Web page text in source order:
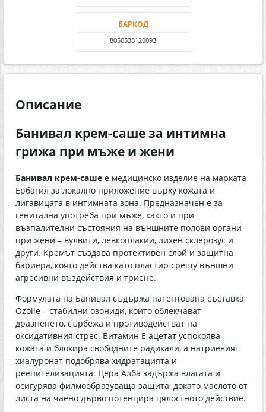
БАРКОД
8050538120093
Описание
Банивал крем-саше за интимна
грижа при мъже и жени
Банивал крем-саше е медицинско изделие на марката
Ербагил за локално приложение върху кожата и
лигавицата в интимната зона. Предназначен е за
генитална употреба при мъже, както и при
възпалителни състояния на външните полови органи
при жени – вулвити, левкоплакии, лихен склерозус и
други. Кремът създава протективен слой и защитна
бариера, която действа като пластир срещу външни
агресивни въздействия и триене.
Формулата на Банивал съдържа патентована съставка
Ozoile – стабилни озониди, които облекчават
дразненето, сърбежа и противодействат на
оксидативния стрес. Витамин Е ацетат успокоява
кожата и блокира свободните радикали, а натриевият
хиалуронат подобрява хидратацията и
реепителизацията. Цера Алба задържа влагата и
осигурява филмообразуваща защита, докато маслото от
листа на чаено дърво потенцира цялостното действие.